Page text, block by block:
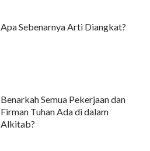
Apa Sebenarnya Arti Diangkat?
Benarkah Semua Pekerjaan dan
Firman Tuhan Ada di dalam
Alkitab?